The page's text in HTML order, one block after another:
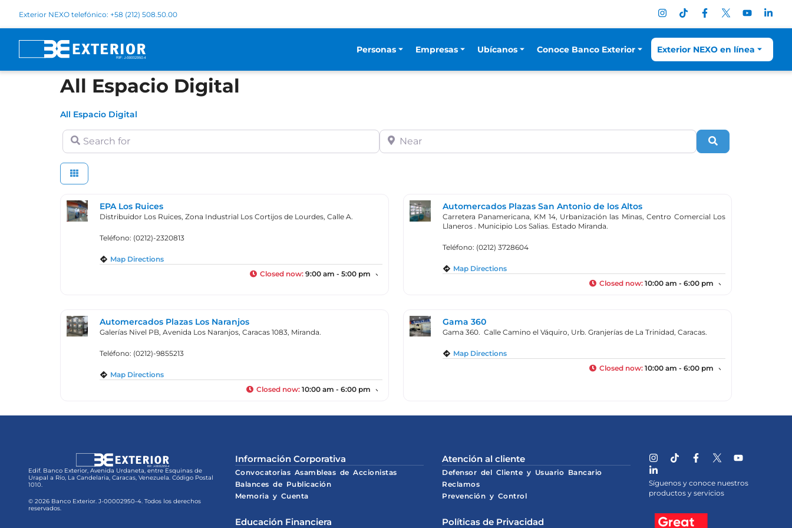
Exterior NEXO telefónico: +58 (212) 508.50.00
Personas Empresas Ubícanos Conoce Banco Exterior Exterior NEXO en línea
All Espacio Digital
All Espacio Digital
Search for Near
Search
EPA Los Ruices
Distribuidor Los Ruices, Zona Industrial Los Cortijos de Lourdes, Calle A.
Teléfono: (0212)-2320813
Map Directions
Closed now: 9:00 am - 5:00 pm
Automercados Plazas San Antonio de los Altos
Carretera Panamericana, KM 14, Urbanización las Minas, Centro Comercial Los
Llaneros . Municipio Los Salias. Estado Miranda.
Teléfono: (0212) 3728604
Map Directions
Closed now: 10:00 am - 6:00 pm
Automercados Plazas Los Naranjos
Galerías Nivel PB, Avenida Los Naranjos, Caracas 1083, Miranda.
Teléfono: (0212)-9855213
Map Directions
Closed now: 10:00 am - 6:00 pm
Gama 360
Gama 360. Calle Camino el Váquiro, Urb. Granjerías de La Trinidad, Caracas.
Map Directions
Closed now: 10:00 am - 6:00 pm
Edif. Banco Exterior, Avenida Urdaneta, entre Esquinas de
Urapal a Río, La Candelaria, Caracas, Venezuela. Código Postal
1010.
© 2026 Banco Exterior. J-00002950-4. Todos los derechos
reservados.
Información Corporativa
Convocatorias Asambleas de Accionistas
Balances de Publicación
Memoria y Cuenta
Educación Financiera
Atención al cliente
Defensor del Cliente y Usuario Bancario
Reclamos
Prevención y Control
Políticas de Privacidad
Síguenos y conoce nuestros
productos y servicios